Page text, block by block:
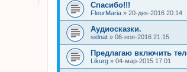
Спасибо!!!
FleurMaria » 20-дек-2016 20:14
Аудиосказки.
sidnat » 06-ноя-2016 21:15
Предлагаю включить
Likurg » 04-мар-2015 17:01